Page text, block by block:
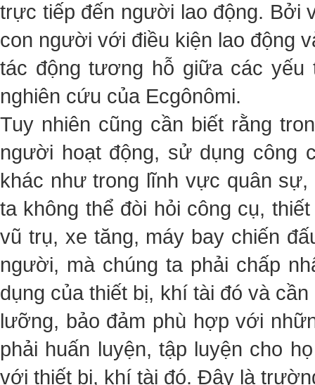
trực tiếp đến người lao động. Bởi
con người với điều kiện lao động
tác động tương hỗ giữa các
nghiên cứu của Ecgônômi.
Tuy nhiên cũng cần biết rằng
người hoạt động, sử dụng công
khác như trong lĩnh vực quân
ta không thể đòi hỏi công cụ,
vũ trụ, xe tăng, máy bay chiến
người, mà chúng ta phải chấp
dụng của thiết bị, khí tài đó và
lưỡng, bảo đảm phù hợp với
phải huấn luyện, tập luyện cho
với thiết bị, khí tài đó. Đây là